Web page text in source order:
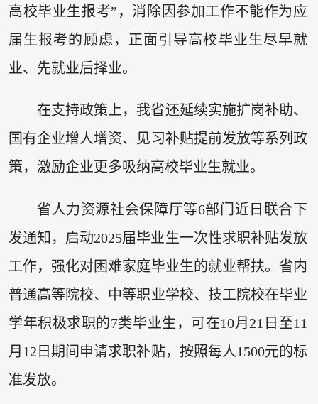
高校毕业生报考”，消除因参加工作不能作为应
届生报考的顾虑，正面引导高校毕业生尽早就
业、先就业后择业。
在支持政策上，我省还延续实施扩岗补助、
国有企业增人增资、见习补贴提前发放等系列政
策，激励企业更多吸纳高校毕业生就业。
省人力资源社会保障厅等6部门近日联合下
发通知，启动2025届毕业生一次性求职补贴发放
工作，强化对困难家庭毕业生的就业帮扶。省内
普通高等院校、中等职业学校、技工院校在毕业
学年积极求职的7类毕业生，可在10月21日至11
月12日期间申请求职补贴，按照每人1500元的标
准发放。